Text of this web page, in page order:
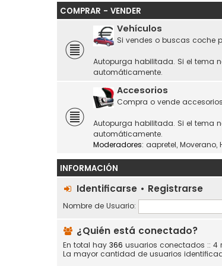
COMPRAR - VENDER
Vehículos
Si vendes o buscas coche
Autopurga habilitada. Si el tema
automáticamente.
Accesorios
Compra o vende
Autopurga habilitada. Si el tema
automáticamente.
Moderadores: aapretel, Moverano,
INFORMACIÓN
Identificarse • Registrarse
Nombre de Usuario:
¿Quién está conectado?
En total hay 366 usuarios conectados :: 4
La mayor cantidad de usuarios